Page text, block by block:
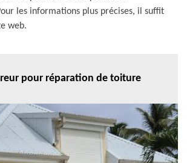
les informations plus précises, il suffit
web.
pour réparation de toiture